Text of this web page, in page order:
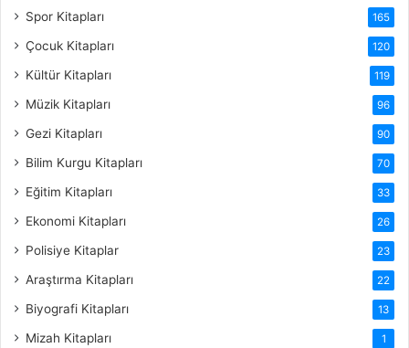
Spor Kitapları 165
Çocuk Kitapları 120
Kültür Kitapları 119
Müzik Kitapları 96
Gezi Kitapları 90
Bilim Kurgu Kitapları 70
Eğitim Kitapları 33
Ekonomi Kitapları 26
Polisiye Kitaplar 23
Araştırma Kitapları 22
Biyografi Kitapları 13
Mizah Kitapları 1